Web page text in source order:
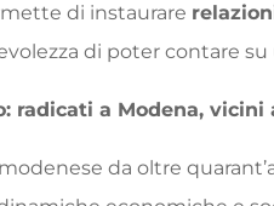
di instaurare
di poter contare
radicati a Modena, vicini
da oltre